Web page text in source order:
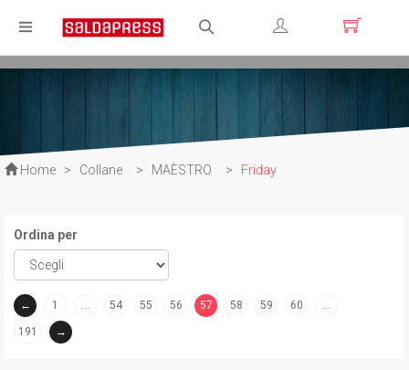
Registrati
Home > Collane > MAÈSTRO > Friday
Ordina per
← 1 … 54 55 56
57
58 59 60 …
191 →